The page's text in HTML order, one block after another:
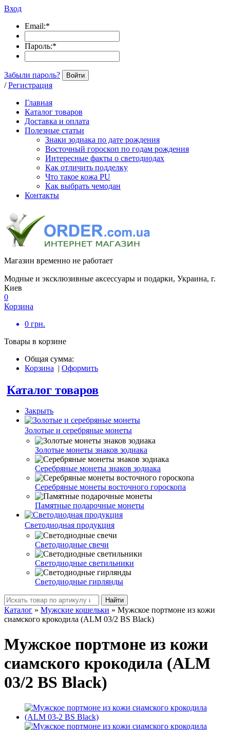
Вход
Email:*
Пароль:*
Забыли пароль? Войти
/ Регистрация
Главная
Каталог товаров
Доставка и оплата
Полезные статьи
Знаки зодиака по дате рождения
Восточный гороскоп по годам рождения
Интересные факты о светодиодах
Как отличить подделку
Что такое кожа PU
Как выбрать чемодан
Контакты
Магазин временно не работает
Модные и эксклюзивные аксессуары и подарки, Украина, г.
Киев
0
Корзина
0 грн.
Товары в корзине
Общая сумма:
Корзина | Оформить
Каталог товаров
Закрыть
Золотые и серебряные монеты
Золотые монеты знаков зодиака
Серебряные монеты знаков зодиака
Серебряные монеты восточного гороскопа
Памятные подарочные монеты
Светодиодная продукция
Светодиодные свечи
Светодиодные светильники
Светодиодные гирлянды
Найти
Каталог » Мужские кошельки » Мужское портмоне из кожи
сиамского крокодила (ALM 03/2 BS Black)
Мужское портмоне из кожи
сиамского крокодила (ALM
03/2 BS Black)